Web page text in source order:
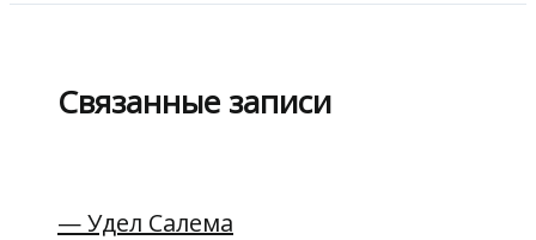
Связанные записи
— Удел Салема